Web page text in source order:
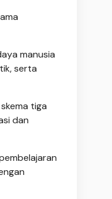
manusia
serta
tiga
dan